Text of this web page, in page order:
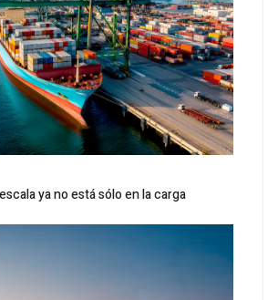
ya no está sólo en la carga